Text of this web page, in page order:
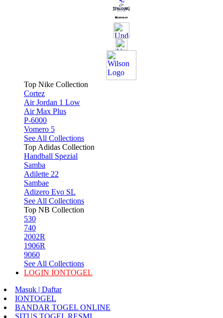
Top Nike Collection
Cortez
Air Jordan 1 Low
Air Max Plus
P-6000
Vomero 5
See All Collections
Top Adidas Collection
Handball Spezial
Samba
Adilette 22
Sambae
Adizero Evo SL
See All Collections
Top NB Collection
530
740
2002R
1906R
9060
See All Collections
LOGIN IONTOGEL
Masuk | Daftar
IONTOGEL
BANDAR TOGEL ONLINE